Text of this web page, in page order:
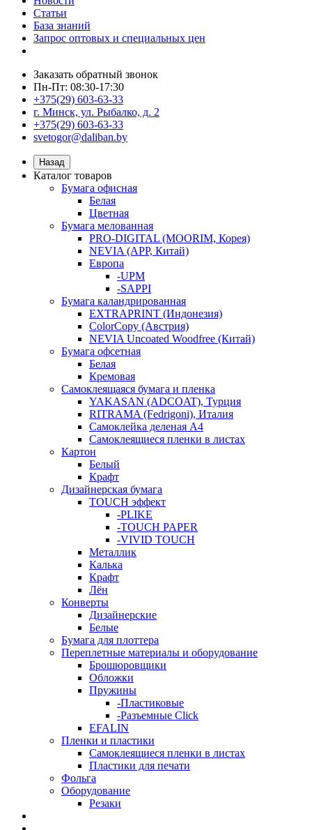
Статьи
База знаний
Запрос оптовых и специальных цен
Заказать обратный звонок
Пн-Пт: 08:30-17:30
+375(29) 603-63-33
г. Минск, ул. Рыбалко, д. 2
+375(29) 603-63-33
svetogor@daliban.by
Назад
Каталог товаров
Бумага офисная
Белая
Цветная
Бумага мелованная
PRO-DIGITAL (MOORIM, Корея)
NEVIA (APP, Китай)
Европа
-UPM
-SAPPI
Бумага каландрированная
EXTRAPRINT (Индонезия)
ColorCopy (Австрия)
NEVIA Uncoated Woodfree (Китай)
Бумага офсетная
Белая
Кремовая
Самоклеящаяся бумага и пленка
YAKASAN (ADCOAT), Турция
RITRAMA (Fedrigoni), Италия
Самоклейка деленая A4
Самоклеящиеся пленки в листах
Картон
Белый
Крафт
Дизайнерская бумага
TOUCH эффект
-PLIKE
-TOUCH PAPER
-VIVID TOUCH
Металлик
Калька
Крафт
Лён
Конверты
Дизайнерские
Белые
Бумага для плоттера
Переплетные материалы и оборудование
Брошюровщики
Обложки
Пружины
-Пластиковые
-Разъемные Click
EFALIN
Пленки и пластики
Самоклеящиеся пленки в листах
Пластики для печати
Фольга
Оборудование
Резаки